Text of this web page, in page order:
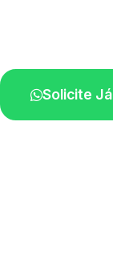
Solicite Já